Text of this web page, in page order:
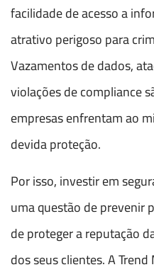
facilidade de acesso a
atrativo perigoso para
Vazamentos de dados,
violações de compliance
empresas enfrentam ao
devida proteção.
Por isso, investir em
uma questão de prevenir
de proteger a reputação
dos seus clientes. A